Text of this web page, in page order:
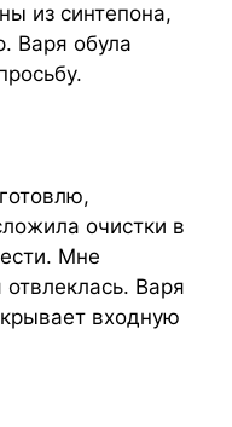
из синтепона,
Варя обула
очистки в
Мне
Варя
входную